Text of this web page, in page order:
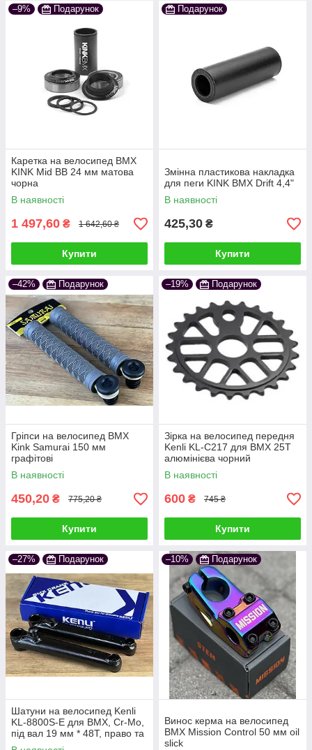
–9% Подарунок
Каретка на велосипед BMX
KINK Mid BB 24 мм матова
чорна
В наявності
1 497,60 ₴ 1 642,60 ₴
Купити
Подарунок
Змінна пластикова накладка
для пеги KINK BMX Drift 4,4"
В наявності
425,30 ₴
Купити
–42% Подарунок
Гріпси на велосипед BMX
Kink Samurai 150 мм
графітові
В наявності
450,20 ₴ 775,20 ₴
Купити
–19% Подарунок
Зірка на велосипед передня
Kenli KL-C217 для BMX 25Т
алюмінієва чорний
В наявності
600 ₴ 745 ₴
Купити
–27% Подарунок
Шатуни на велосипед Kenli
KL-8800S-E для BMX, Cr-Mo,
під вал 19 мм * 48Т, право та
лівосторонні, чорний
–10% Подарунок
Винос керма на велосипед
BMX Mission Control 50 мм oil
slick